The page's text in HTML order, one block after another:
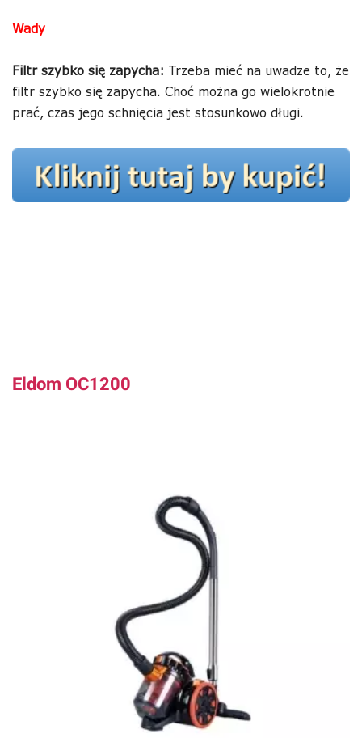
Wady
Filtr szybko się zapycha: Trzeba mieć na uwadze to, że
filtr szybko się zapycha. Choć można go wielokrotnie
prać, czas jego schnięcia jest stosunkowo długi.
Eldom OC1200